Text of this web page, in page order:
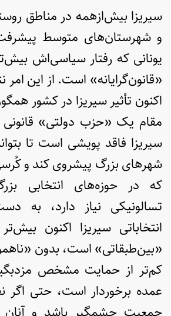
سیریزا بیش‌ازهمه در مناطق
و شهرستان‌های متوسط
یونانی که رفتار سیاسی‌اش
«قانون‌گرایانه» است. از این
اکنون تأثیر سیریزا در کشور
مقام یک «حزب دولتی»
سیریزا فاقد پویشی است تا
شهرهای بزرگ پیشروی کند و
که در حوزه‌های انتخابی
تسالونیکی نیاز دارد، به
انتخاباتی سیریزا اکنون
کم‌تر از حمایت مشخص
عمده برخوردار است، حتی اگر